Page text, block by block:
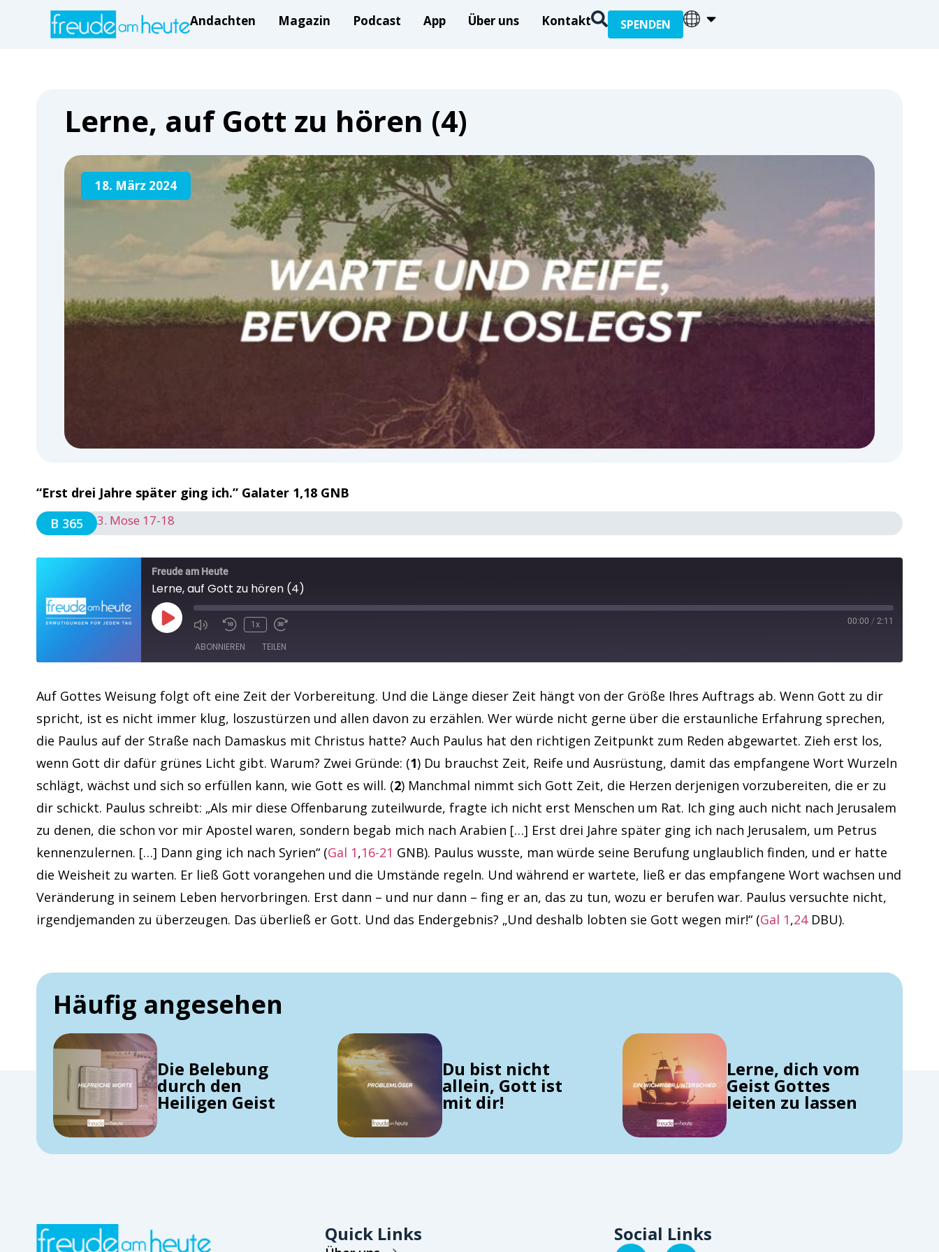
Andachten Magazin Podcast App Über uns Kontakt SPENDEN
Lerne, auf Gott zu hören (4)
18. März 2024
“Erst drei Jahre später ging ich.” Galater 1,18 GNB
B 365
3. Mose 17-18
Freude am Heute
Lerne, auf Gott zu hören (4)
1x 00:00 / 2:11
ABONNIEREN TEILEN
Apple Podcasts
RSS FEED
TEILEN
LINK
EMBED
Auf Gottes Weisung folgt oft eine Zeit der Vorbereitung. Und die Länge dieser Zeit hängt von der Größe Ihres Auftrags ab. Wenn Gott zu dir
spricht, ist es nicht immer klug, loszustürzen und allen davon zu erzählen. Wer würde nicht gerne über die erstaunliche Erfahrung sprechen,
die Paulus auf der Straße nach Damaskus mit Christus hatte? Auch Paulus hat den richtigen Zeitpunkt zum Reden abgewartet. Zieh erst los,
wenn Gott dir dafür grünes Licht gibt. Warum? Zwei Gründe: (1) Du brauchst Zeit, Reife und Ausrüstung, damit das empfangene Wort Wurzeln
schlägt, wächst und sich so erfüllen kann, wie Gott es will. (2) Manchmal nimmt sich Gott Zeit, die Herzen derjenigen vorzubereiten, die er zu
dir schickt. Paulus schreibt: „Als mir diese Offenbarung zuteilwurde, fragte ich nicht erst Menschen um Rat. Ich ging auch nicht nach Jerusalem
zu denen, die schon vor mir Apostel waren, sondern begab mich nach Arabien […] Erst drei Jahre später ging ich nach Jerusalem, um Petrus
kennenzulernen. […] Dann ging ich nach Syrien“ (Gal 1,16-21 GNB). Paulus wusste, man würde seine Berufung unglaublich finden, und er hatte
die Weisheit zu warten. Er ließ Gott vorangehen und die Umstände regeln. Und während er wartete, ließ er das empfangene Wort wachsen und
Veränderung in seinem Leben hervorbringen. Erst dann – und nur dann – fing er an, das zu tun, wozu er berufen war. Paulus versuchte nicht,
irgendjemanden zu überzeugen. Das überließ er Gott. Und das Endergebnis? „Und deshalb lobten sie Gott wegen mir!“ (Gal 1,24DBU).
Häufig angesehen
Die Belebung
durch den
Heiligen Geist
Du bist nicht
allein, Gott ist
mit dir!
Lerne, dich vom
Geist Gottes
leiten zu lassen
Quick Links Social Links